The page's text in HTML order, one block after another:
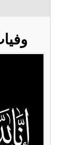
وفيات